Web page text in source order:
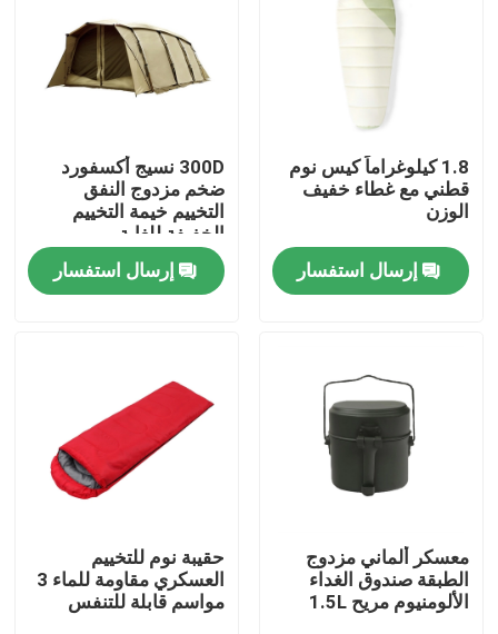
معلومات عنا
جولة في المعمل
مراقبة الجودة
اطلب اقتباس
الزي العسكري القتالي
زي التمويه العسكري
1.8 كيلوغراماً كيس نوم
قطني مع غطاء خفيف
الوزن
إرسال استفسار
300D نسيج أكسفورد
ضخم مزدوج النفق
التخييم خيمة التخييم
الخفيفة للغاية
إرسال استفسار
معسكر ألماني مزدوج
الطبقة صندوق الغداء
الألومنيوم مريح 1.5L
حقيبة نوم للتخييم
العسكري مقاومة للماء 3
مواسم قابلة للتنفس